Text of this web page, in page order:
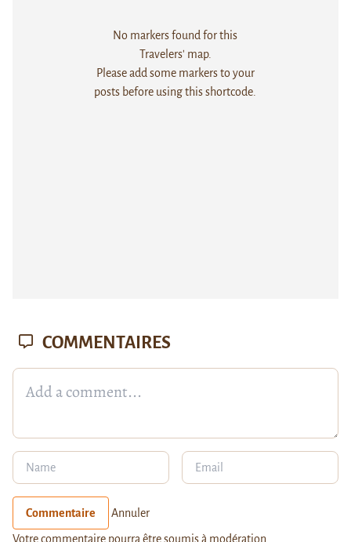
No markers found for this
Travelers' map.
Please add some markers to your
posts before using this shortcode.
COMMENTAIRES
Commentaire Annuler
Votre commentaire pourra être soumis à modération.